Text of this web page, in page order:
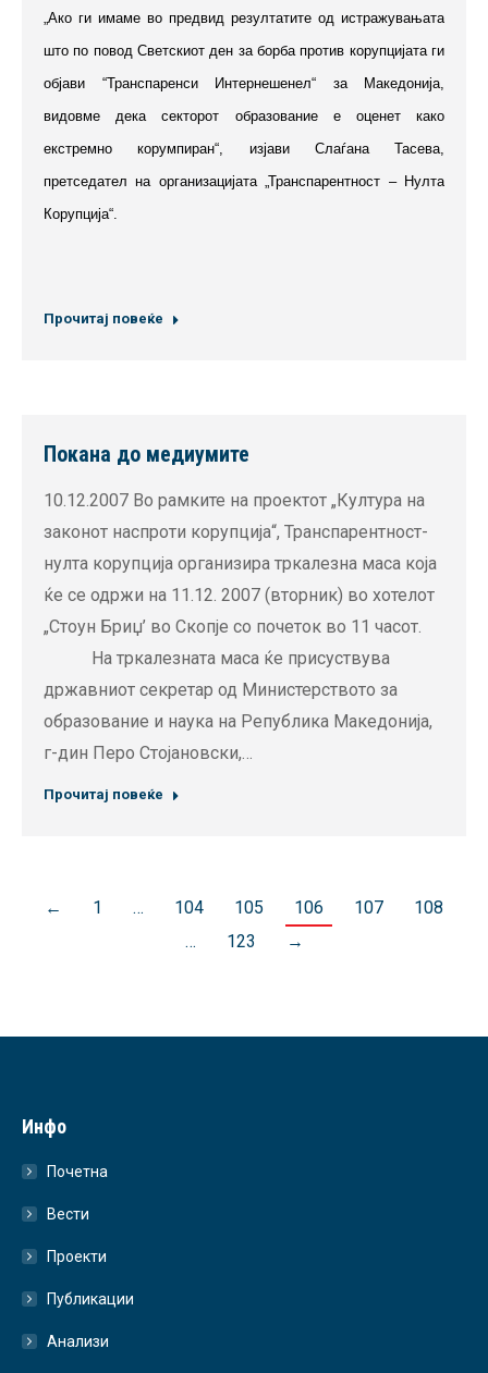
„Aко ги имаме во предвид резултатите од истражувањата
што по повод Светскиот ден за борба против корупцијата ги
објави “Транспаренси Интернешенел“ за Македонија,
видовме дека секторот образование е оценет како
екстремно корумпиран“, изјави Слаѓана Тасева,
претседател на организацијата „Транспарентност – Нулта
Корупција“.
Прочитај повеќе
Покана до медиумите
10.12.2007 Во рамките на проектот „Култура на
законот наспроти корупција“, Транспарентност-
нулта корупција организира тркалезна маса која
ќе се одржи на 11.12. 2007 (вторник) во хотелот
„Стоун Бриџ’ во Скопје со почеток во 11 часот.
На тркалезната маса ќе присуствува
државниот секретар од Министерството за
образование и наука на Република Македонија,
г-дин Перо Стојановски,…
Прочитај повеќе
← 1 … 104 105 106 107
108
…
123 →
Инфо
Почетна
Вести
Проекти
Публикации
Анализи